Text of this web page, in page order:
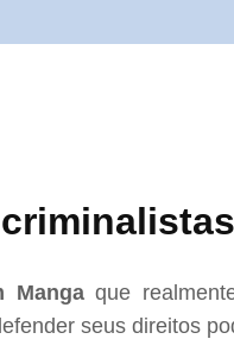
Mangaque
seus direitos